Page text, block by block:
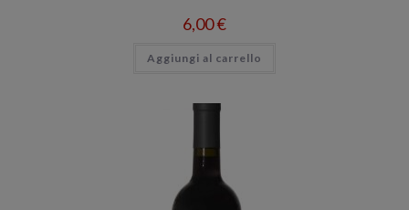
6,00€
Aggiungi al carrello